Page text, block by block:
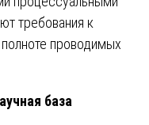
требования к
проводимых
база